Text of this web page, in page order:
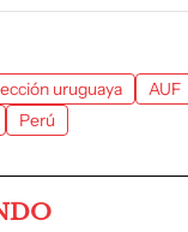
uruguaya
AUF
Perú